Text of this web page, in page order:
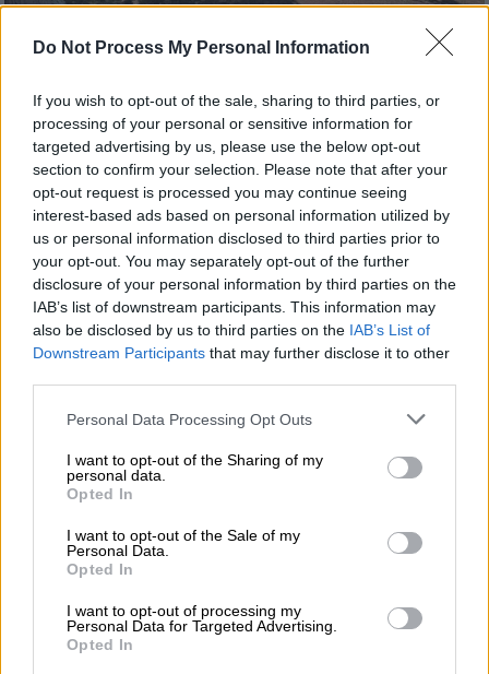
Do Not Process My Personal Information
If you wish to opt-out of the sale, sharing to third parties, or
processing of your personal or sensitive information for
targeted advertising by us, please use the below opt-out
section to confirm your selection. Please note that after your
opt-out request is processed you may continue seeing
interest-based ads based on personal information utilized by
us or personal information disclosed to third parties prior to
your opt-out. You may separately opt-out of the further
disclosure of your personal information by third parties on the
IAB’s list of downstream participants. This information may
also be disclosed by us to third parties on the IAB’s List of
Downstream Participants that may further disclose it to other
Please note that this website/app uses one or more Google
not limited to your visit or usage behaviour. You may click to
grant or deny consent to Google and its third-party tags to
use your data for below specified purposes in below Google
consent section.
Personal Data Processing Opt Outs
I want to opt-out of the Sharing of my
personal data.
Opted In
I want to opt-out of the Sale of my
Personal Data.
Opted In
I want to opt-out of processing my
Personal Data for Targeted Advertising.
Opted In
Ελλάδα|31.07.2026 23:11
Εξιτήριο πήρε το 4χρονο κοριτσάκι που
δέχτηκε επίθεση από άγριο ζώο στην
Πολίχνη Θεσσαλονίκης
Απροσδιόριστο αν πρόκειται για τσακάλι ή
λύκο - Άμεση απομάκρυνση ζητά ο δήμος
Παύλου Μελά